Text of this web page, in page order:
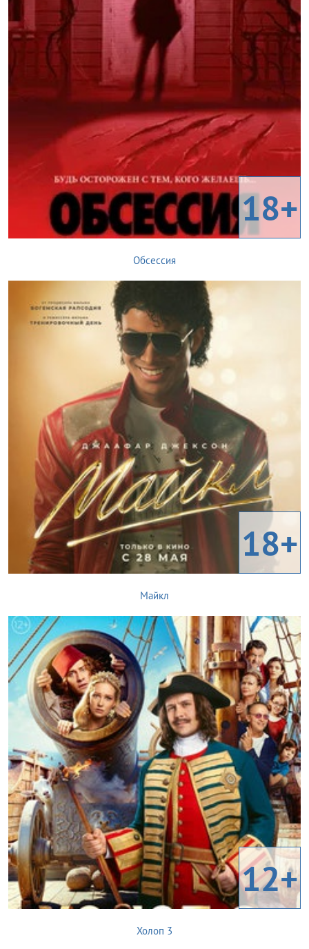
18+
Обсессия
18+
Майкл
12+
Холоп 3